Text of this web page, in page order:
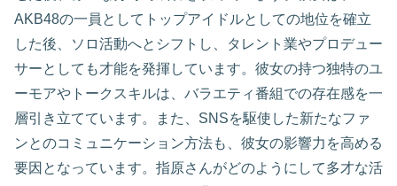
AKB48の一員としてトップアイドルとしての地位を確立
した後、ソロ活動へとシフトし、タレント業やプロデュー
サーとしても才能を発揮しています。彼女の持つ独特のユ
ーモアやトークスキルは、バラエティ番組での存在感を一
層引き立てています。また、SNSを駆使した新たなファ
ンとのコミュニケーション方法も、彼女の影響力を高める
要因となっています。指原さんがどのようにして多才な活